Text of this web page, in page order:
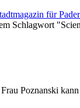
für
Schlagwort
Poznanski